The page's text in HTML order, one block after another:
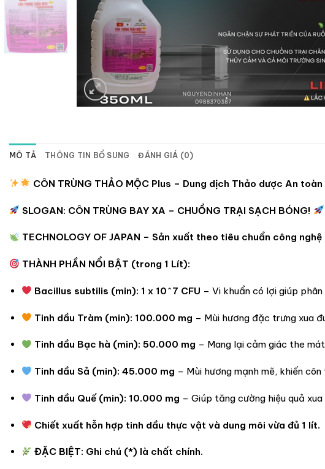
MÔ TẢ THÔNG TIN BỔ SUNG ĐÁNH GIÁ (0)
CÔN TRÙNG THẢO MỘC Plus – Dung dịch Thảo dược An toàn
SLOGAN: CÔN TRÙNG BAY XA – CHUỒNG TRẠI SẠCH BÓNG!
TECHNOLOGY OF JAPAN – Sản xuất theo tiêu chuẩn công nghệ
THÀNH PHẦN NỔI BẬT (trong 1 Lít):
Bacillus subtilis (min): 1 x 10^7 CFU – Vi khuẩn có lợi giúp
Tinh dầu Tràm (min): 100.000 mg – Mùi hương đặc trưng xua
Tinh dầu Bạc hà (min): 50.000 mg – Mang lại cảm giác the
Tinh dầu Sả (min): 45.000 mg – Mùi hương mạnh mẽ, khiến
Tinh dầu Quế (min): 10.000 mg – Giúp tăng cường hiệu quả xua
Chiết xuất hỗn hợp tinh dầu thực vật và dung môi vừa đủ 1 lít.
ĐẶC BIỆT: Ghi chú (*) là chất chính.